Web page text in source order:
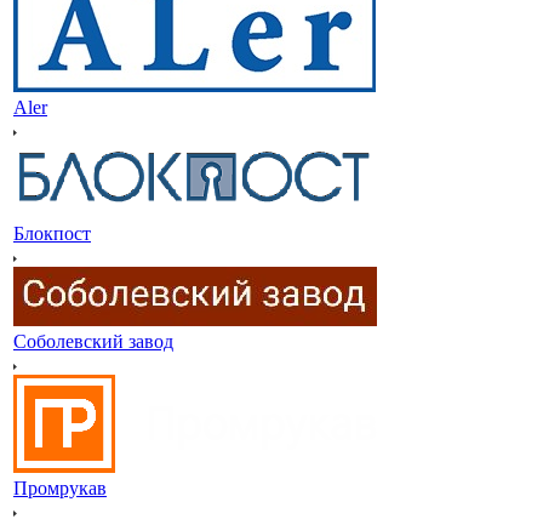
Aler
Блокпост
Соболевский завод
Промрукав